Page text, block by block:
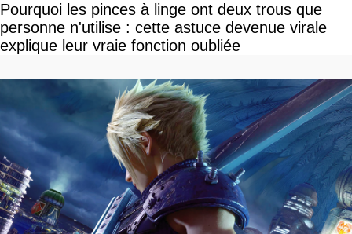
Pourquoi les pinces à linge ont deux trous que
personne n'utilise : cette astuce devenue virale
explique leur vraie fonction oubliée